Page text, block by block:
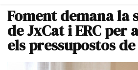
Foment demana la
de JxCat i ERC per
els pressupostos de